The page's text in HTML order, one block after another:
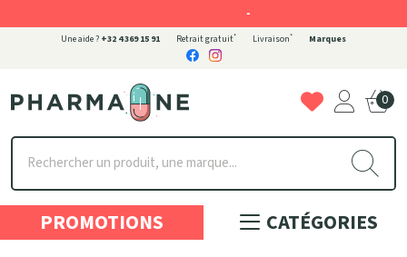
Une aide ? +32 4 369 15 91 Retrait gratuit* Livraison* Marques
Pharmaone Votre pharmacie en ligne à votre service
0
PROMOTIONS CATÉGORIES